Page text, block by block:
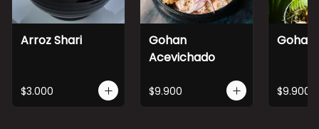
Arroz Shari
$3.000
Gohan
Acevichado
$9.900
Gohan
$9.900